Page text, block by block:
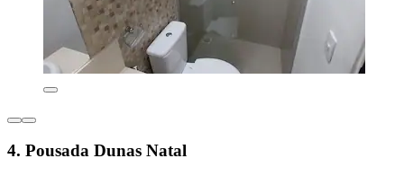
4. Pousada Dunas Natal